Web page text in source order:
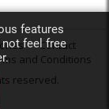
Contact
and Conditions
reserved.
features
not feel free